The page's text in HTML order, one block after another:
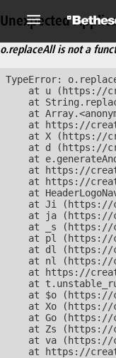
Unexpected
o.replaceAll is not a
TypeError:
at u (https://
at
at
at https://
at X (https://
at d (https://
at
at https://
at https://
at
at Ji
at ja
at _s
at pl
at dl
at nl
at https://
at
at $o
at Xo
at Go
at Zs
at va
at https://